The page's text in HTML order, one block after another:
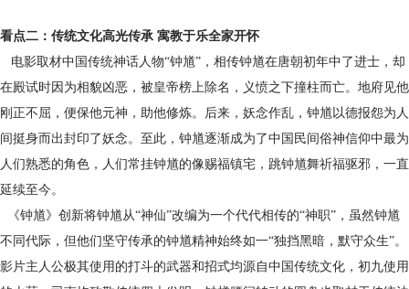
看点二：传统文化高光传承 寓教于乐全家开怀
电影取材中国传统神话人物“钟馗”，相传钟馗在唐朝初年中了进士，却
在殿试时因为相貌凶恶，被皇帝榜上除名，义愤之下撞柱而亡。地府见他
刚正不屈，便保他元神，助他修炼。后来，妖念作乱，钟馗以德报怨为人
间挺身而出封印了妖念。至此，钟馗逐渐成为了中国民间俗神信仰中最为
人们熟悉的角色，人们常挂钟馗的像赐福镇宅，跳钟馗舞祈福驱邪，一直
延续至今。
《钟馗》创新将钟馗从“神仙”改编为一个代代相传的“神职”，虽然钟馗
不同代际，但他们坚守传承的钟馗精神始终如一“独挡黑暗，默守众生”。
影片主人公极其使用的打斗的武器和招式均源自中国传统文化，初九使用